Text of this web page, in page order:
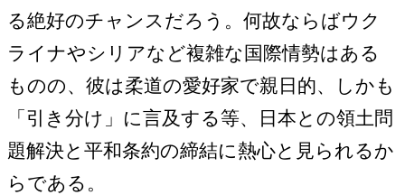
る絶好のチャンスだろう。何故ならばウク
ライナやシリアなど複雑な国際情勢はある
ものの、彼は柔道の愛好家で親日的、しかも
「引き分け」に言及する等、日本との領土問
題解決と平和条約の締結に熱心と見られるか
らである。